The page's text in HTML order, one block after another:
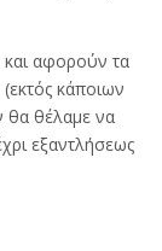
αφορούν τα
κάποιων
θα θέλαμε να
εξαντλήσεως